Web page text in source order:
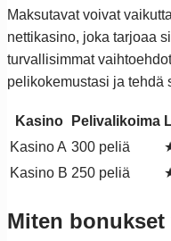
Maksutavat voivat
nettikasino, joka tarjoaa
turvallisimmat
pelikokemustasi ja tehdä
Kasino Pelivalikoima
Kasino A 300 peliä
Kasino B 250 peliä
Miten